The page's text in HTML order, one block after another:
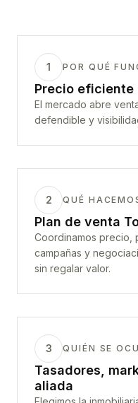
1 POR QUÉ
Precio eficiente
El mercado abre
defendible y
2 QUÉ
Plan de venta
Coordinamos precio,
campañas y
sin regalar valor.
3 QUIÉN SE
Tasadores,
aliada